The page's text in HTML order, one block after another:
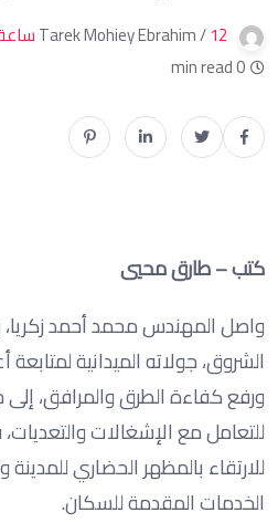
Tarek Mohiey Ebrahim /12 ساعة
0 min read
كتب – طارق محيي
واصل المهندس محمد أحمد زكريا،
الشروق، جولاته الميدانية لمتابعة
ورفع كفاءة الطرق والمرافق،
للتعامل مع الإشغالات
للارتقاء بالمظهر الحضاري
الخدمات المقدمة للسكان.